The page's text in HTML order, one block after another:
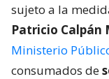
sujeto a la
Patricio Calpán
Ministerio
consumados de